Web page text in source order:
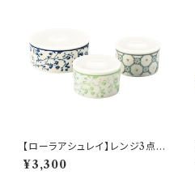
【ローラアシュレイ】レンジ3点セ
ット【LA110】LA110-82−3
¥3,300